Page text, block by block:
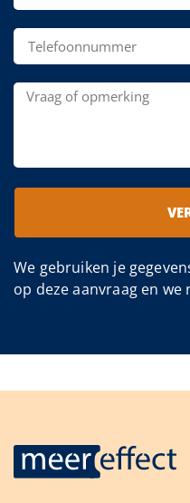
We gebruiken je
op deze aanvraag en